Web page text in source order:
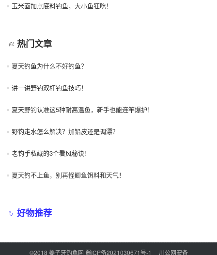
玉米面加点底料钓鱼，大小鱼狂吃！
热门文章
夏天钓鱼为什么不好钓鱼？
讲一讲野钓双杆钓鱼技巧！
夏天野钓认准这5种耐高温鱼，新手也能连竿爆护！
野钓走水怎么解决？加铅皮还是调漂？
老钓手私藏的3个看风秘诀！
夏天钓不上鱼，别再怪鲫鱼饵料和天气！
好物推荐
©2018 姜子牙钓鱼网 蜀ICP备2021030671号-1 川公网安备